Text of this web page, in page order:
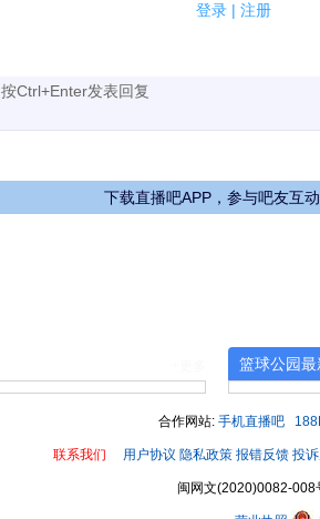
登录 | 注册
按Ctrl+Enter发表回复
下载直播吧APP，参与吧友互动
篮球公园
合作网站: 手机直播吧
联系我们 用户协议 隐私政策 报错反馈 投
闽网文(2020)0082-